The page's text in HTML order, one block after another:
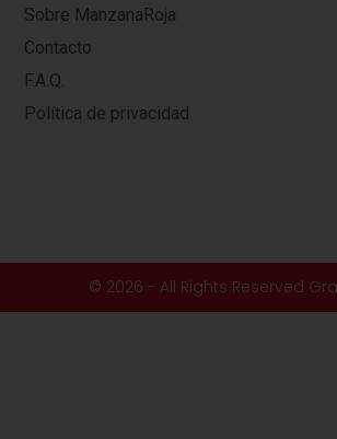
Sobre ManzanaRoja
Contacto
F.A.Q.
Política de privacidad
© 2026 - All Rights Reserved